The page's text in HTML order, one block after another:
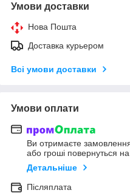
Умови доставки
Нова Пошта
Доставка курьером
Всі умови доставки
Умови оплати
Ви отримаєте
або гроші повернуться
Детальніше
Післяплата